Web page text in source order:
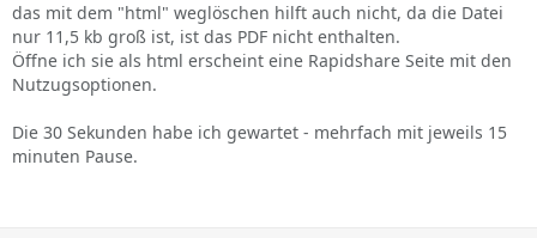
das mit dem "html" weglöschen hilft auch nicht, da die Datei
nur 11,5 kb groß ist, ist das PDF nicht enthalten.
Öffne ich sie als html erscheint eine Rapidshare Seite mit den
Nutzugsoptionen.
Die 30 Sekunden habe ich gewartet - mehrfach mit jeweils 15
minuten Pause.